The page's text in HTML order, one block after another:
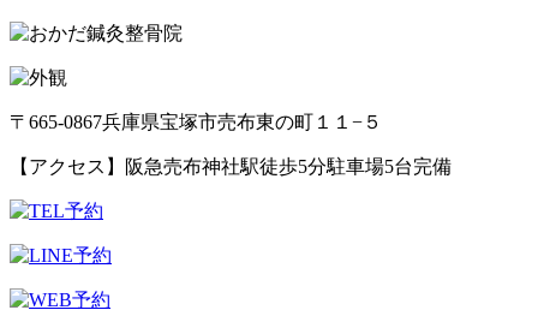
〒665-0867兵庫県宝塚市売布東の町１１−５
【アクセス】 阪急売布神社駅徒歩5分駐車場5台完備